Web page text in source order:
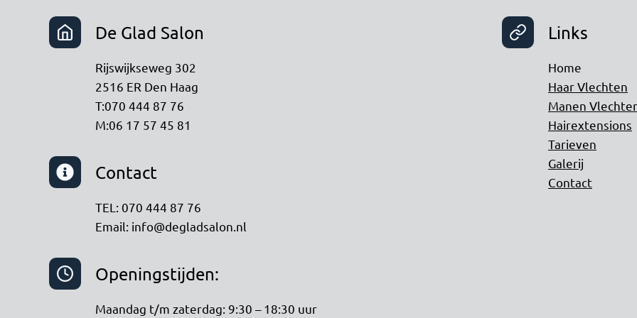
De Glad Salon
Rijswijkseweg 302
2516 ER Den Haag
T:070 444 87 76
M:06 17 57 45 81
Contact
TEL: 070 444 87 76
Email: info@degladsalon.nl
Openingstijden:
Maandag t/m zaterdag: 9:30 – 18:30 uur
Links
Home
Haar Vlechten
Manen
Hairextensions
Tarieven
Galerij
Contact